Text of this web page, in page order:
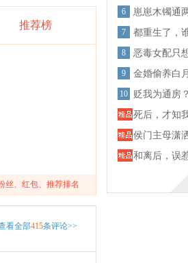
推荐榜
丝、红包、推荐排名
看全部415条评论>>
6 崽崽木镯通
7 都重生了，
8 恶毒女配只
9 金婚偷养白
10 贬我为通房
死后，才知
侯门主母潇
和离后，误